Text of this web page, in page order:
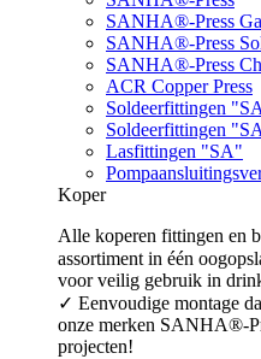
SANHA®-Press
SANHA®-Press
SANHA®-Press
ACR Copper Press
Soldeerfittingen
Soldeerfittingen
Lasfittingen "SA"
Koper
Alle koperen fittingen en
assortiment in één
voor veilig gebruik in
✓ Eenvoudige montage
onze merken SANHA®-
projecten!